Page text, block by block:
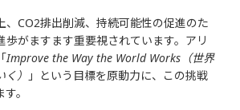
、CO2排出削減、持続可能性の促進のた
歩がますます重要視されています。アリ
Improve the Way the World Works（世界
）
」という目標を原動力に、この挑戦
。